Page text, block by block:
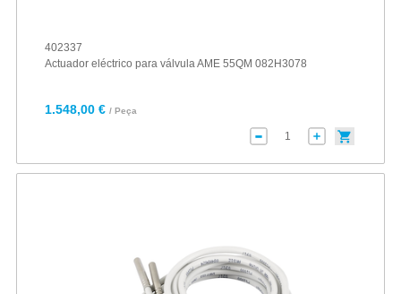
402337
Actuador eléctrico para válvula AME 55QM 082H3078
1.548,00 € / Peça